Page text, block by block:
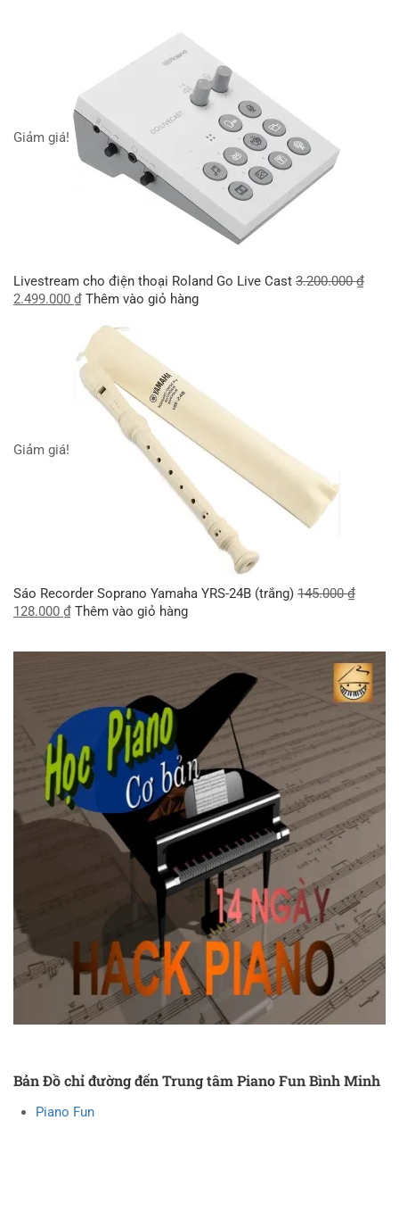
Giảm giá!
Livestream cho điện thoại Roland Go Live Cast 3.200.000₫
2.499.000 ₫ Thêm vào giỏ hàng
Giảm giá!
Sáo Recorder Soprano Yamaha YRS-24B (trắng) 145.000₫
128.000 ₫ Thêm vào giỏ hàng
Bản Đồ chỉ đường đến Trung tâm Piano Fun Bình Minh
Piano Fun